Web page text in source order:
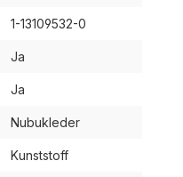
1-13109532-0
Ja
Ja
Nubukleder
Kunststoff